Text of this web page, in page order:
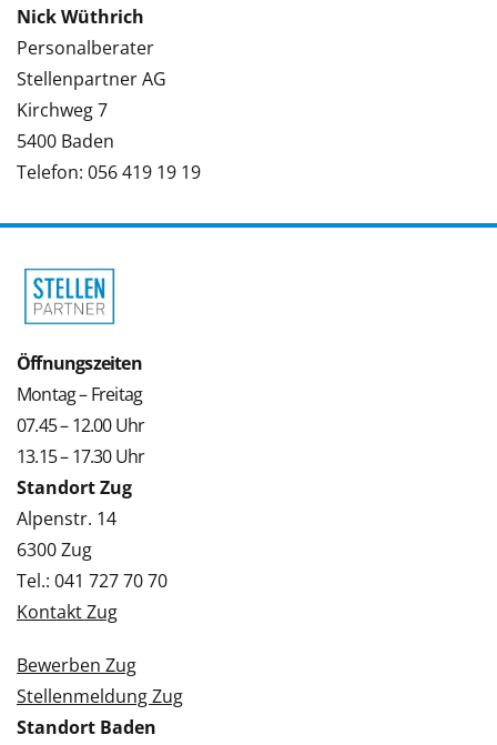
Nick Wüthrich
Personalberater
Stellenpartner AG
Kirchweg 7
5400 Baden
Telefon: 056 419 19 19
Öffnungszeiten
Montag – Freitag
07.45 – 12.00 Uhr
13.15 – 17.30 Uhr
Standort Zug
Alpenstr. 14
6300 Zug
Tel.: 041 727 70 70
Kontakt Zug
Bewerben Zug
Stellenmeldung Zug
Standort Baden